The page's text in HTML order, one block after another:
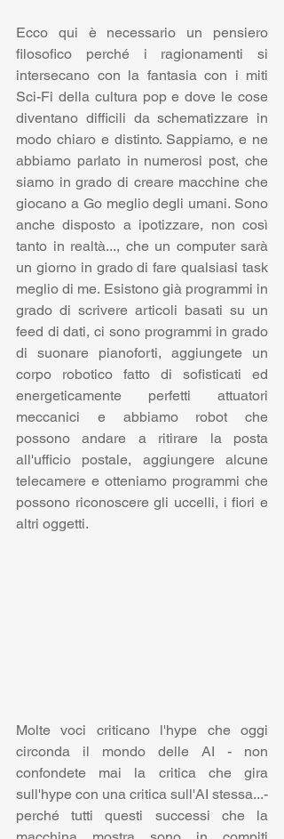
Ecco qui è necessario un pensiero
filosofico perché i ragionamenti si
intersecano con la fantasia con i miti
Sci-Fi della cultura pop e dove le cose
diventano difficili da schematizzare in
modo chiaro e distinto. Sappiamo, e ne
abbiamo parlato in numerosi post, che
siamo in grado di creare macchine che
giocano a Go meglio degli umani. Sono
anche disposto a ipotizzare, non così
tanto in realtà..., che un computer sarà
un giorno in grado di fare qualsiasi task
meglio di me. Esistono già programmi in
grado di scrivere articoli basati su un
feed di dati, ci sono programmi in grado
di suonare pianoforti, aggiungete un
corpo robotico fatto di sofisticati ed
energeticamente perfetti attuatori
meccanici e abbiamo robot che
possono andare a ritirare la posta
all'ufficio postale, aggiungere alcune
telecamere e otteniamo programmi che
possono riconoscere gli uccelli, i fiori e
altri oggetti.
Molte voci criticano l'hype che oggi
circonda il mondo delle AI - non
confondete mai la critica che gira
sull'hype con una critica sull'AI stessa...-
perché tutti questi successi che la